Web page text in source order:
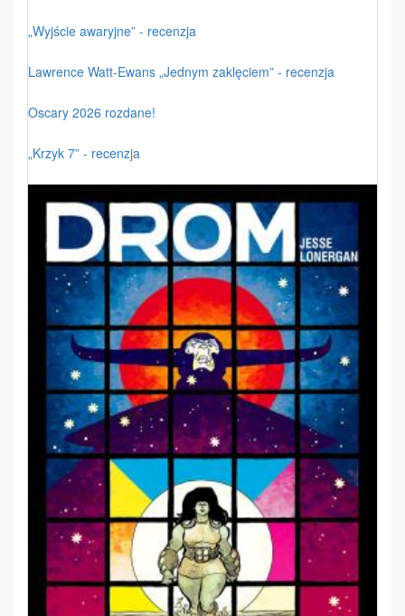
„Wyjście awaryjne” - recenzja
Lawrence Watt-Ewans „Jednym zaklęciem” - recenzja
Oscary 2026 rozdane!
„Krzyk 7” - recenzja